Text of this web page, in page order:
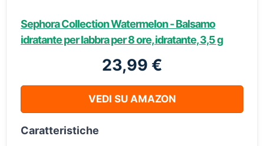
Sephora Collection Watermelon - Balsamo
idratante per labbra per 8 ore, idratante, 3,5 g
23,99 €
VEDI SU AMAZON
Caratteristiche